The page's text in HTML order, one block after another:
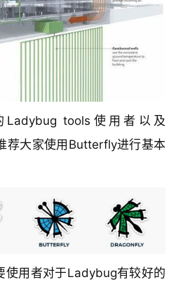
tools使用者以及
荐大家使用Butterfly进行基本
用者对于Ladybug有较好的